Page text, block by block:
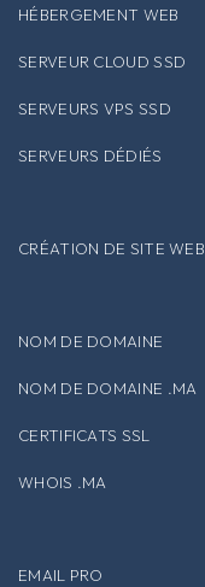
HÉBERGEMENT WEB
SERVEUR CLOUD SSD
SERVEURS VPS SSD
SERVEURS DÉDIÉS
CRÉATION DE SITE WEB
NOM DE DOMAINE
NOM DE DOMAINE .MA
CERTIFICATS SSL
WHOIS .MA
EMAIL PRO